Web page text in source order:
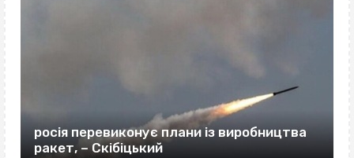
росія перевиконує плани із виробництва
ракет, – Скібіцький